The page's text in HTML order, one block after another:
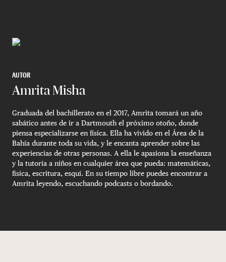
AUTOR
Amrita Misha
Graduada del bachillerato en el 2017, Amrita tomará un año
sabático antes de ir a Dartmouth el próximo otoño, donde
piensa especializarse en física. Ella ha vivido en el Área de la
Bahía durante toda su vida, y le encanta aprender sobre las
experiencias de otras personas. A ella le apasiona la enseñanza
y la tutoría a niños en cualquier área que pueda: matemáticas,
física, escritura, esquí. En su tiempo libre puedes encontrar a
Amrita leyendo, escuchando podcasts o bordando.